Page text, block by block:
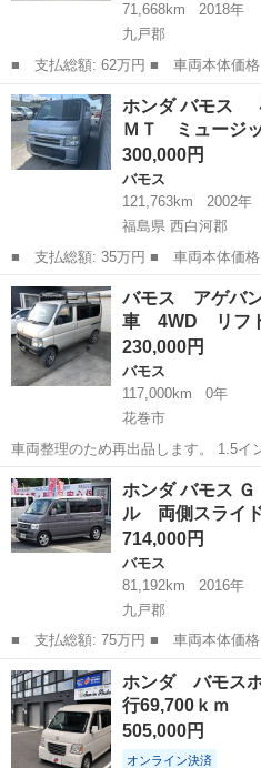
71,668km
2018年
九戸郡
■ 支払総額: 62万円 ■ 車両本体価格： 594,000 円 ■ メーカー
名： ホンダ ■ 車種名： バモス
名） ■ 排気量： 660cc ■ ドア枚
速...
岩手 九戸郡 バモス
ホンダ バモス
ＭＴ ミュージ
300,000円
バモス
121,763km
2002年
福島県 西白河郡
■ 支払総額: 35万円 ■ 車両本体価格： 300,000 円 ■ メーカー
名： ホンダ ■ 車種名： バモス
側スライドドア ＭＴ ミュージッ
エアコン パワー...
福島 西白河郡
バモス アゲバ
車 4WD リフ
230,000円
バモス
117,000km
0年
花巻市
車両整理のため再出品します。 1.5イ
ルミ、M/Tタイヤ、運転席セミバケ
プ、今、ミラー型ドライブレコーダ
す。 外装は年式相応で...
岩手 花巻市 バモス
ホンダ バモス
ル 両側スライ
714,000円
バモス
81,192km
2016年
九戸郡
■ 支払総額: 75万円 ■ 車両本体価格： 714,000 円 ■ メーカー
名： ホンダ ■ 車種名： バモス
名） ５速マニュアル 両側スライ
ビ ＴＶ ４ＷＤ ■...
岩手 九戸郡 バモス
ホンダ バモス
行69,700ｋｍ
505,000円
オンライン決済